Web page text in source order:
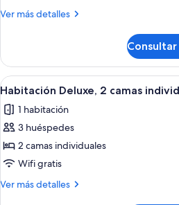
habitación,
al
jardín
Ver más detalles
Más
junior,
habitación,
vistas
al
Abrir
todas
las
fotos
de
Habitación
Deluxe,
8
Habitación Deluxe, 2 camas
1 habitación
3 huéspedes
2 camas individuales
Wifi gratis
Ver más detalles
Más